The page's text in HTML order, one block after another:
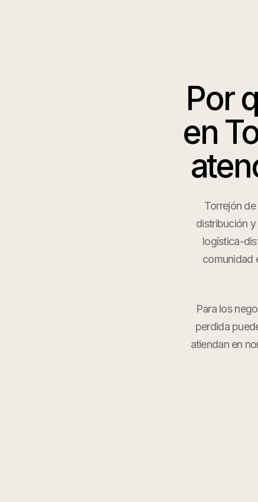
Por
en
Torrejón
distribución
logística-
comunidad
Para los
perdida
atiendan en